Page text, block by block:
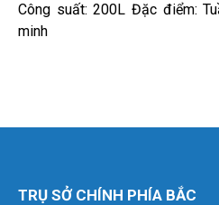
Công suất: 200L Đặc điểm:
minh
TRỤ SỞ CHÍNH PHÍA BẮC